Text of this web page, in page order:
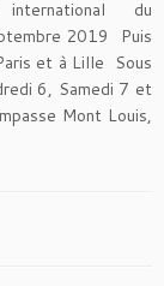
international du
2019 Puis
et à Lille Sous
6, Samedi 7 et
Mont Louis,